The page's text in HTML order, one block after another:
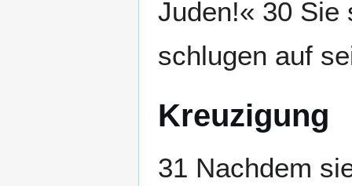
Juden!« 30 Sie
schlugen auf
Kreuzigung
31 Nachdem